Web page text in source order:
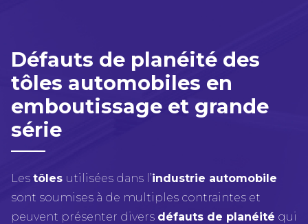
Défauts de planéité des
tôles automobiles en
emboutissage et grande
série
Les tôles utilisées dans l’industrie automobile
sont soumises à de multiples contraintes et
peuvent présenter divers défauts de planéité qui